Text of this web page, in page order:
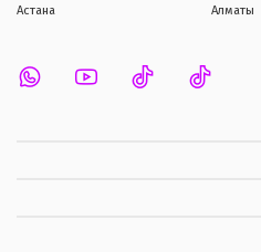
Астана Алматы